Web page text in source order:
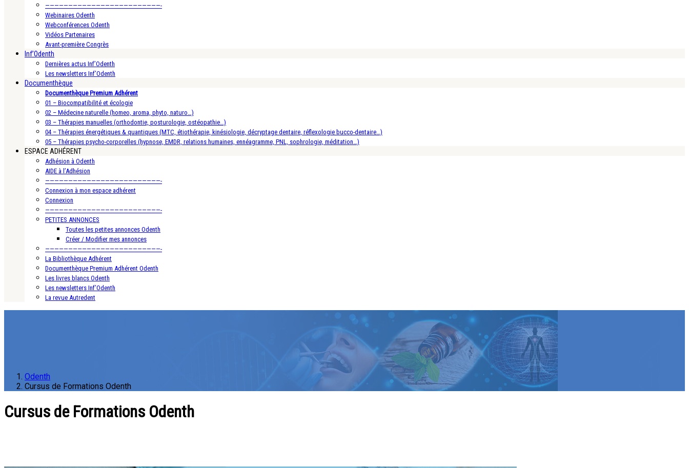
—————————————————————————-
Webinaires Odenth
Webconférences Odenth
Vidéos Partenaires
Avant-première Congrès
Inf’Odenth
Dernières actus Inf’Odenth
Les newsletters Inf’Odenth
Documenthèque
Documenthèque Premium Adhérent
01 – Biocompatibilité et écologie
02 – Médecine naturelle (homeo, aroma, phyto, naturo…)
03 – Thérapies manuelles (orthodontie, posturologie, ostéopathie…)
04 – Thérapies énergétiques & quantiques (MTC, étiothérapie, kinésiologie, décryptage dentaire, réflexologie bucco-dentaire…)
05 – Thérapies psycho-corporelles (hypnose, EMDR, relations humaines, ennéagramme, PNL, sophrologie, méditation…)
ESPACE ADHÉRENT
Adhésion à Odenth
AIDE à l’Adhésion
—————————————————————————-
Connexion à mon espace adhérent
Connexion
—————————————————————————-
PETITES ANNONCES
Toutes les petites annonces Odenth
Créer / Modifier mes annonces
—————————————————————————-
La Bibliothèque Adhérent
Documenthèque Premium Adhérent Odenth
Les livres blancs Odenth
Les newsletters Inf’Odenth
La revue Autredent
Odenth
Cursus de Formations Odenth
Cursus de Formations Odenth